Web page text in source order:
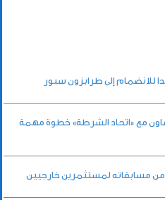
إلى طرابزون سبور
مع «اتحاد الشرطة» خطوة مهمة
من مسابقاته لمستثمرين خارجيين